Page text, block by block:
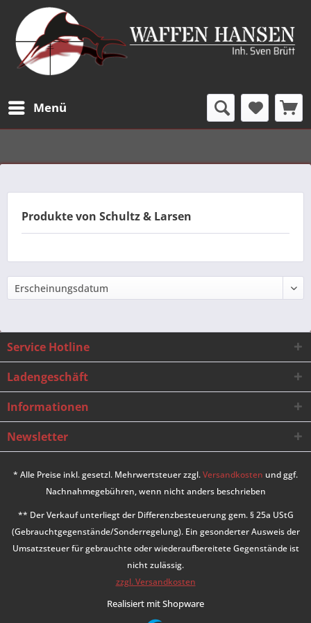
Menü
Produkte von Schultz & Larsen
Service Hotline
Ladengeschäft
Informationen
Newsletter
* Alle Preise inkl. gesetzl. Mehrwertsteuer zzgl.Versandkosten und ggf.
Nachnahmegebühren, wenn nicht anders beschrieben
** Der Verkauf unterliegt der Differenzbesteuerung gem. § 25a UStG
(Gebrauchtgegenstände/Sonderregelung). Ein gesonderter Ausweis der
Umsatzsteuer für gebrauchte oder wiederaufbereitete Gegenstände ist
nicht zulässig.
zzgl. Versandkosten
Realisiert mit Shopware